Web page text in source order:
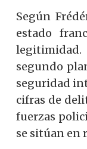
Según
estado
segundo
seguridad
cifras de
fuerzas
se sitúan en